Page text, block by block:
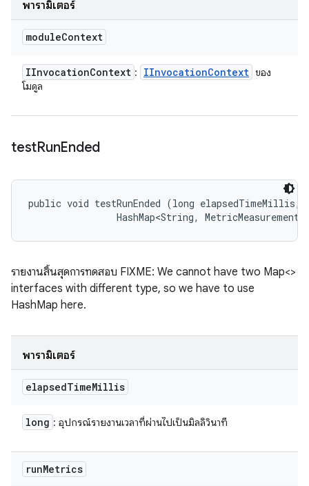
พารามิเตอร์
moduleContext
IInvocationContext : IInvocationContext ของ
โมดูล
testRunEnded
public void testRunEnded (long elapsedTimeMillis,
HashMap<String,
รายงานสิ้นสุดการทดสอบ FIXME: We cannot have two Map<>
interfaces with different type, so we have to use
HashMap here.
พารามิเตอร์
elapsedTimeMillis
long : อุปกรณ์รายงานเวลาที่ผ่านไปเป็นมิลลิวินาที
runMetrics